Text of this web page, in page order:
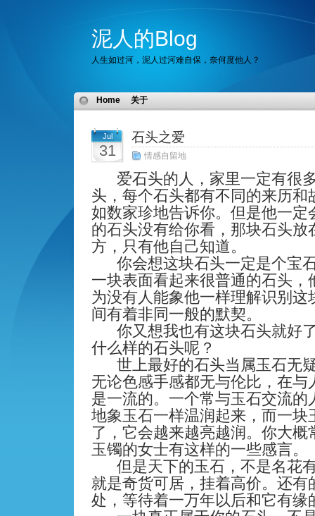
泥人的Blog
人生如过河，泥人过河难自保，奈何度他人？
Home 关于
Jul
31
石头之爱
情感自留地
爱石头的人，家里一定有很
头，每个石头都有不同的来历和
如数家珍地告诉你。但是他一定
的石头没有给你看，那块石头放
方，只有他自己知道。
你会想这块石头一定是个宝
一块表面看起来很普通的石头，
为没有人能象他一样理解识别这
间有着非同一般的默契。
你又想我也有这块石头就好
什么样的石头呢？
世上最好的石头当属玉石无
无论色感手感都无与伦比，在与
是一流的。一个常与玉石交流的
地象玉石一样温润起来，而一块
了，它会越来越亮越润。你大概
玉镯的女士有这样的一些感言。
但是天下的玉石，不是名花
就是奇货可居，挂着高价。还有
处，等待着一万年以后和它有缘